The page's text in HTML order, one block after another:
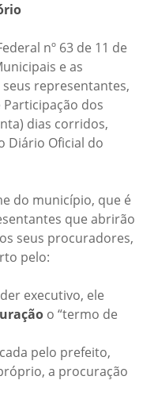
nº 63 de 11 de
e as
representantes,
dos
dias corridos,
Diário Oficial do
do município, que é
que abrirão
seus procuradores,
pelo:
executivo, ele
o “termo de
pelo prefeito,
a procuração